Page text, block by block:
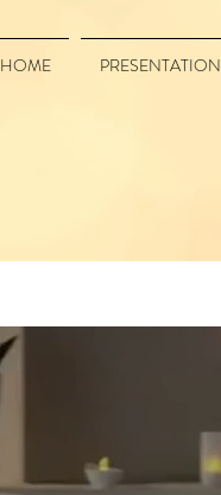
HOME PRESENTATION